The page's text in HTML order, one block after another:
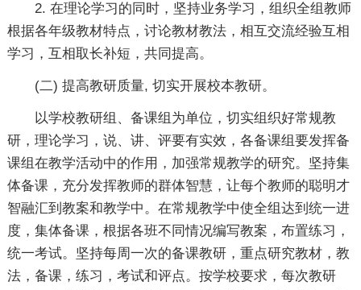
2. 在理论学习的同时，坚持业务学习，组织全组教师
根据各年级教材特点，讨论教材教法，相互交流经验互相
学习，互相取长补短，共同提高。
(二) 提高教研质量, 切实开展校本教研。
以学校教研组、备课组为单位，切实组织好常规教
研，理论学习，说、讲、评要有实效，各备课组要发挥备
课组在教学活动中的作用，加强常规教学的研究。坚持集
体备课，充分发挥教师的群体智慧，让每个教师的聪明才
智融汇到教案和教学中。在常规教学中使全组达到统一进
度，集体备课，根据各班不同情况编写教案，布置练习，
统一考试。坚持每周一次的备课教研，重点研究教材，教
法，备课，练习，考试和评点。按学校要求，每次教研